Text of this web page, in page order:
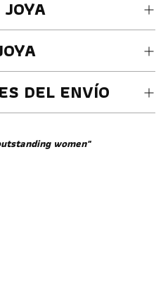
DEL ENVÍO
women"